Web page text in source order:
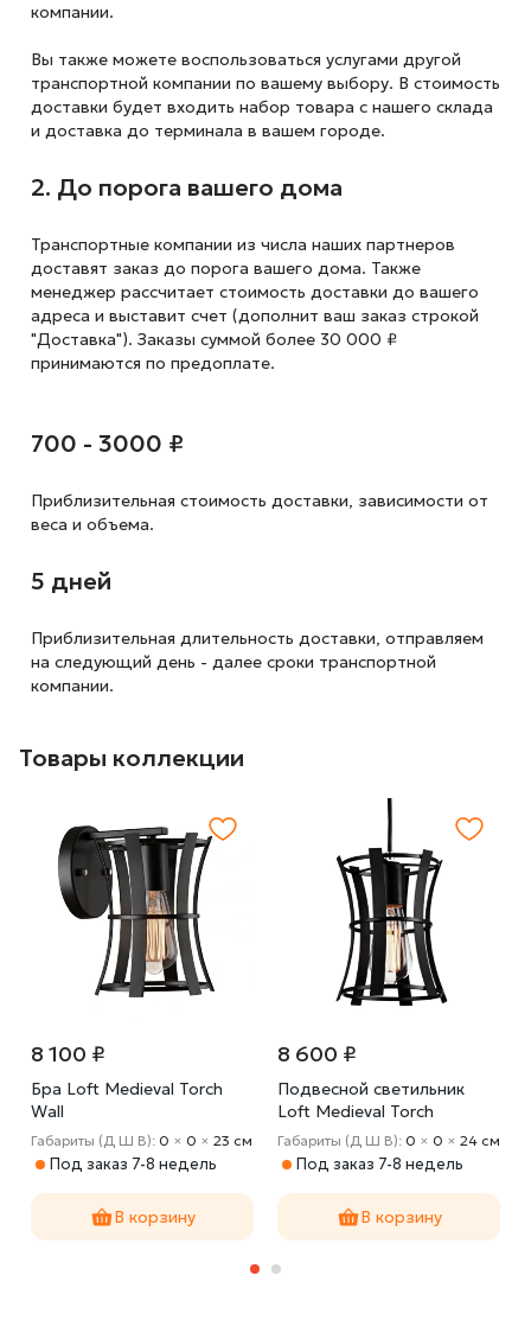
компании.
Вы также можете воспользоваться услугами другой
транспортной компании по вашему выбору. В стоимость
доставки будет входить набор товара с нашего склада
и доставка до терминала в вашем городе.
2. До порога вашего дома
Транспортные компании из числа наших партнеров
доставят заказ до порога вашего дома. Также
менеджер рассчитает стоимость доставки до вашего
адреса и выставит счет (дополнит ваш заказ строкой
"Доставка"). Заказы суммой более 30 000 ₽
принимаются по предоплате.
700 - 3000 ₽
Приблизительная стоимость доставки, зависимости от
веса и объема.
5 дней
Приблизительная длительность доставки, отправляем
на следующий день - далее сроки транспортной
компании.
Товары коллекции
8 100 ₽
Бра Loft Medieval Torch
Wall
Габариты (Д Ш В): 0 × 0 × 23 cм
Под заказ 7-8 недель
В корзину
8 600 ₽
Подвесной светильник
Loft Medieval Torch
Pendant
Габариты (Д Ш В): 0 × 0 × 24 cм
Под заказ 7-8 недель
В корзину